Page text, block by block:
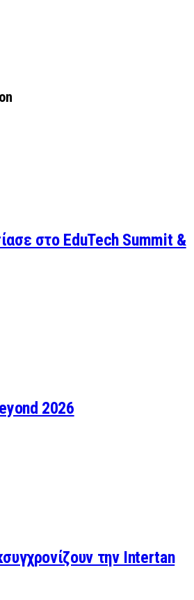
στο EduTech Summit &
2026
την Intertan